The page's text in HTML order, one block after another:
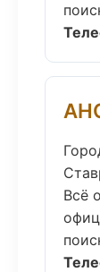
Всё